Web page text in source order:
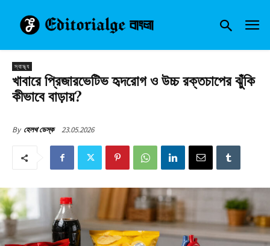
স্বাস্থ্য
খাবারে প্রিজারভেটিভ হৃদরোগ ও উচ্চ রক্তচাপের ঝুঁকি
কীভাবে বাড়ায়?
By হেলথ ডেস্ক 23.05.2026